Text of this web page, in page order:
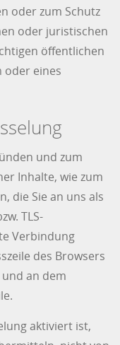
oder zum Schutz
oder juristischen
öffentlichen
oder eines
und zum
Inhalte, wie zum
die Sie an uns als
TLS-
Verbindung
des Browsers
an dem
aktiviert ist,